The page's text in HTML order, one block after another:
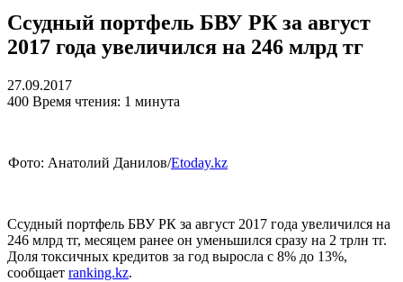
Ссудный портфель БВУ РК за август
2017 года увеличился на 246 млрд тг
27.09.2017
400 Время чтения: 1 минута
Фото: Анатолий Данилов/Etoday.kz
Ссудный портфель БВУ РК за август 2017 года увеличился на
246 млрд тг, месяцем ранее он уменьшился сразу на 2 трлн тг.
Доля токсичных кредитов за год выросла с 8% до 13%,
сообщает ranking.kz.